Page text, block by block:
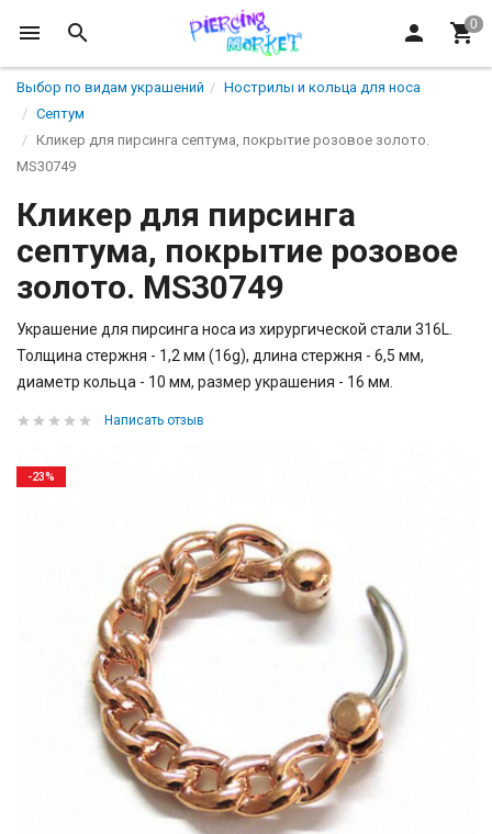
Выбор по видам украшений
Нострилы и кольца для носа
Септум
Кликер для пирсинга септума, покрытие розовое золото.
MS30749
Кликер для пирсинга
септума, покрытие розовое
золото. MS30749
Украшение для пирсинга носа из хирургической стали 316L.
Толщина стержня - 1,2 мм (16g), длина стержня - 6,5 мм,
диаметр кольца - 10 мм, размер украшения - 16 мм.
Написать отзыв
-23%